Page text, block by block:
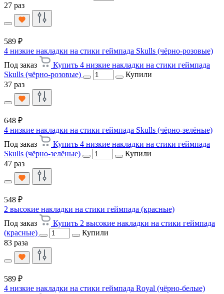
27 раз
589 ₽
4 низкие накладки на стики геймпада Skulls (чёрно-розовые)
Под заказ
Купить 4 низкие накладки на стики геймпада
Skulls (чёрно-розовые)
Купили
37 раз
648 ₽
4 низкие накладки на стики геймпада Skulls (чёрно-зелёные)
Под заказ
Купить 4 низкие накладки на стики геймпада
Skulls (чёрно-зелёные)
Купили
47 раз
548 ₽
2 высокие накладки на стики геймпада (красные)
Под заказ
Купить 2 высокие накладки на стики геймпада
(красные)
Купили
83 раза
589 ₽
4 низкие накладки на стики геймпада Royal (чёрно-белые)